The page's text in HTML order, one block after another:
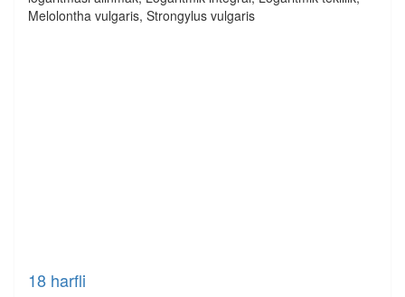
Melolontha vulgaris, Strongylus vulgaris
18 harfli